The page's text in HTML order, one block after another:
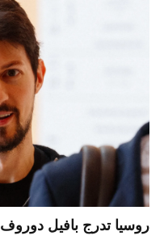
روسيا تدرج بافيل